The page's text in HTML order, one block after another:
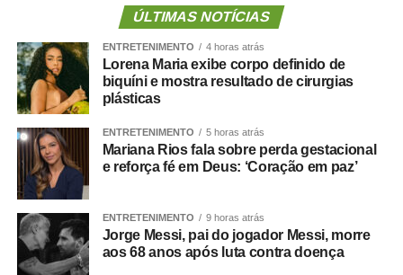
horas, a capacitação está sendo ministrada pelos
Pedroso de Almeida, Rosivaldo Guimarães, Angélica
Vilalva Guimarães e a diretora do DAJE, Shusiene
Tassinari Machado.
Durante os encontros, os participantes acompanham as
atualizações normativas, aperfeiçoam conhecimentos
técnicos, desenvolvem atividades práticas com cálculos
em processos reais e discutem procedimentos utilizados
na elaboração de laudos contábeis.
Segundo o instrutor e contador Carlos José Rodrigues, o
ÚLTIMAS NOTÍCIAS
ENTRETENIMENTO 4 horas atrás
Lorena Maria exibe corpo definido de
biquíni e mostra resultado de cirurgias
plásticas
ENTRETENIMENTO 5 horas atrás
Mariana Rios fala sobre perda gestacional
e reforça fé em Deus: ‘Coração em paz’
ENTRETENIMENTO 9 horas atrás
Jorge Messi, pai do jogador Messi, morre
aos 68 anos após luta contra doença